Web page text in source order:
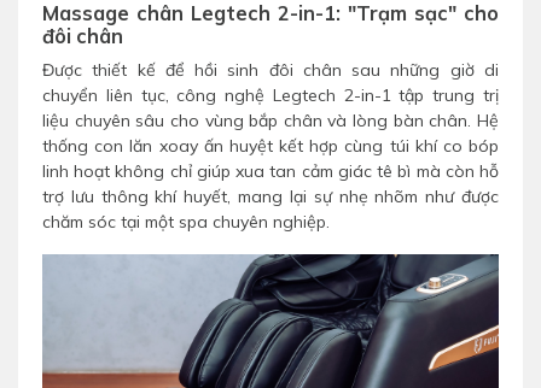
Massage chân Legtech 2-in-1: "Trạm sạc" cho
đôi chân
Được thiết kế để hồi sinh đôi chân sau những giờ di
chuyển liên tục, công nghệ Legtech 2-in-1 tập trung trị
liệu chuyên sâu cho vùng bắp chân và lòng bàn chân. Hệ
thống con lăn xoay ấn huyệt kết hợp cùng túi khí co bóp
linh hoạt không chỉ giúp xua tan cảm giác tê bì mà còn hỗ
trợ lưu thông khí huyết, mang lại sự nhẹ nhõm như được
chăm sóc tại một spa chuyên nghiệp.